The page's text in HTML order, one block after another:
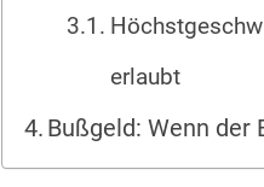
erlaubt
Bußgeld: Wenn